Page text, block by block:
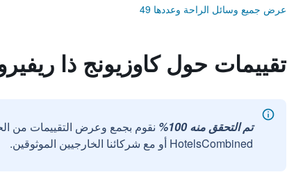
عرض جميع وسائل الراحة وعددها 49
تقييمات حول كاوزيونج ذا
تم التحقق منه 100%
نقوم بجمع وعرض التقييمات من
HotelsCombined أو مع شركائنا الخارجيين الموثوقين.